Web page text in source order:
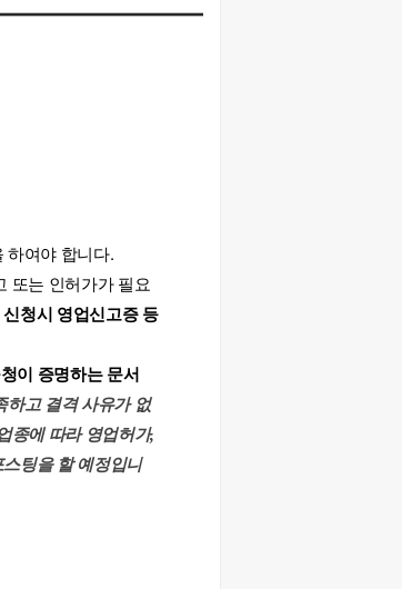
하여야 합니다.
또는 인허가가 필요
청시 영업신고증 등
이 증명하는 문서
하고 결격 사유가 없
종에 따라 영업허가,
팅을 할 예정입니